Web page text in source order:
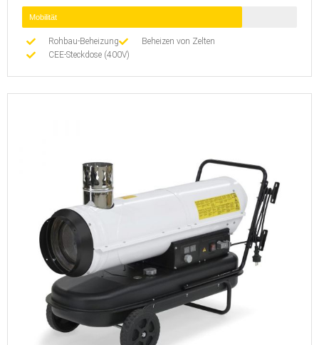
Mobilität
Rohbau-Beheizung
Beheizen von Zelten
CEE-Steckdose (400V)